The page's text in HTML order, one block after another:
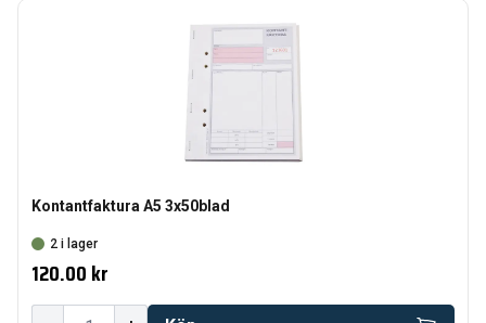
Kontantfaktura A5 3x50blad
2 i lager
120.00 kr